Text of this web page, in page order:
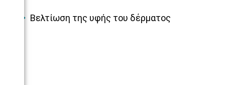
Βελτίωση της υφής του δέρματος